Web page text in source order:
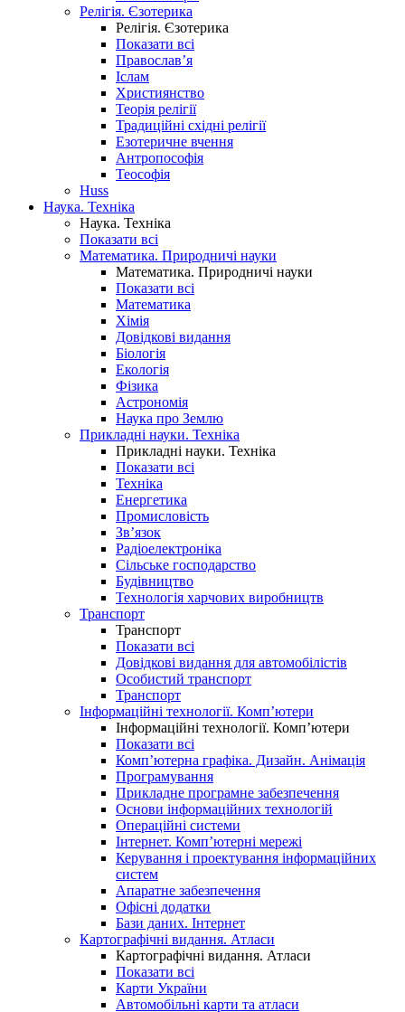
Релігія. Єзотерика
Релігія. Єзотерика
Показати всі
Православ’я
Іслам
Християнство
Теорія релігії
Традиційні східні релігії
Езотеричне вчення
Антропософія
Теософія
Huss
Наука. Техніка
Наука. Техніка
Показати всі
Математика. Природничі науки
Математика. Природничі науки
Показати всі
Математика
Хімія
Довідкові видання
Біологія
Екологія
Фізика
Астрономія
Наука про Землю
Прикладні науки. Техніка
Прикладні науки. Техніка
Показати всі
Техніка
Енергетика
Промисловість
Зв’язок
Радіоелектроніка
Сільське господарство
Будівництво
Технологія харчових виробництв
Транспорт
Транспорт
Показати всі
Довідкові видання для автомобілістів
Особистий транспорт
Транспорт
Інформаційні технології. Комп’ютери
Інформаційні технології. Комп’ютери
Показати всі
Комп’ютерна графіка. Дизайн. Анімація
Програмування
Прикладне програмне забезпечення
Основи інформаційних технологій
Операційні системи
Інтернет. Комп’ютерні мережі
Керування і проектування інформаційних
систем
Апаратне забезпечення
Офісні додатки
Бази даних. Інтернет
Картографічні видання. Атласи
Картографічні видання. Атласи
Показати всі
Карти України
Автомобільні карти та атласи